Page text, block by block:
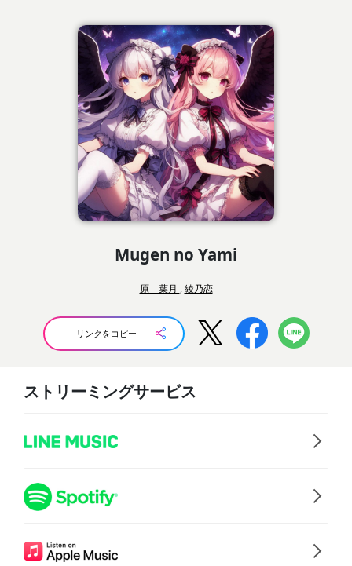
Mugen no Yami
原 葉月 ,綾乃恋
リンクをコピー
ストリーミングサービス